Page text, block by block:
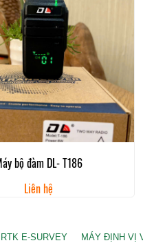
bộ đàm DL- T186
Liên hệ
E-SURVEY MÁY ĐỊNH VỊ